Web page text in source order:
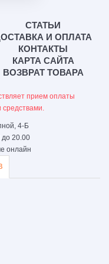
СТАТЬИ
И ОПЛАТА
КОНТАКТЫ
КАРТА САЙТА
ВОЗВРАТ ТОВАРА
прием оплаты
4-Б
20.00
онлайн